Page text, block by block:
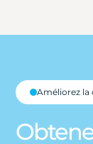
Améliorez la